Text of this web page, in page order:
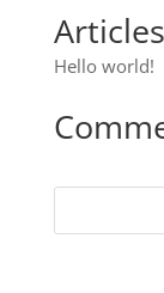
Hello world!